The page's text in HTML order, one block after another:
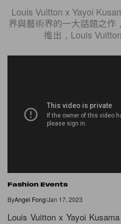
Louis Vuitton x Yayoi
界與藝術界的一大話題之作
推出，Louis
Fashion Events
ByAngel Fong/Jan 17, 2023
Louis Vuitton x Yayoi